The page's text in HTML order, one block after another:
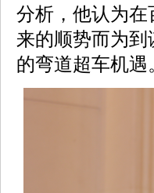
分析，他认为
来的顺势而为
的弯道超车机遇